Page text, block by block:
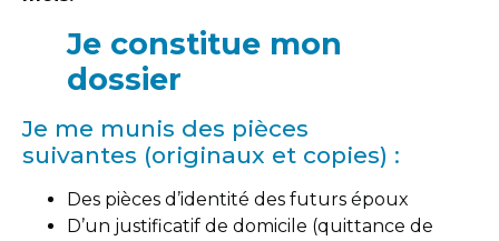
Je constitue mon
dossier
Je me munis des pièces
suivantes (originaux et copies) :
Des pièces d’identité des futurs époux
D’un justificatif de domicile (quittance de